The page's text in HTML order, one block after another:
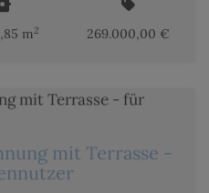
m 2 269.000,00 €
mit Terrasse -